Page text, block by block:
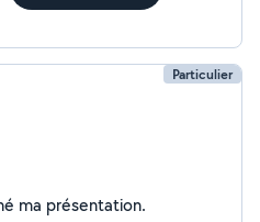
Particulier
Je n'ai pas encore renseigné ma présentation.